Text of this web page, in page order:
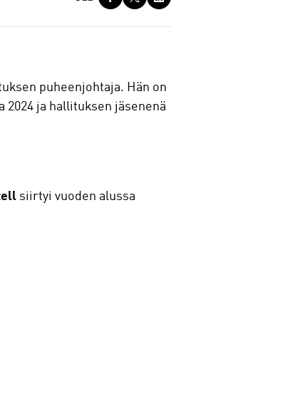
puheenjohtaja. Hän on
ja hallituksen jäsenenä
siirtyi vuoden alussa